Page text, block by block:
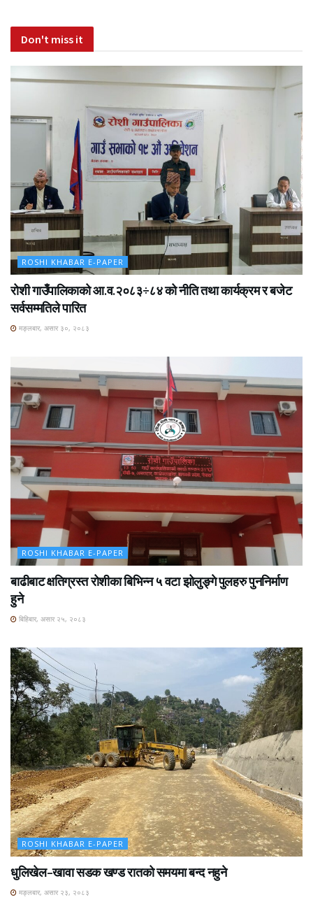
Don't miss it
ROSHI KHABAR E-PAPER
रोशी गाउँपालिकाको आ.व.२०८३÷८४ को नीति तथा कार्यक्रम र बजेट
सर्वसम्मतिले पारित
मङ्लबार, असार ३०, २०८३
ROSHI KHABAR E-PAPER
बाढीबाट क्षतिग्रस्त रोशीका बिभिन्न ५ वटा झोलुङ्गे पुलहरु पुननिर्माण
हुने
बिहिबार, असार २५, २०८३
ROSHI KHABAR E-PAPER
धुलिखेल–खावा सडक खण्ड रातको समयमा बन्द नहुने
मङ्लबार, असार २३, २०८३